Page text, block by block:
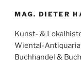
MAG. DIETER
Kunst- &
Wiental-
Buchhandel &